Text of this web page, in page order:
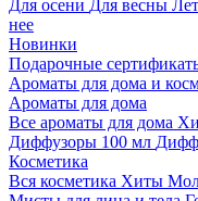
Для осени Для весны
нее
Новинки
Подарочные
Ароматы для дома и
Ароматы для дома
Все ароматы для дома
Диффузоры 100 мл
Косметика
Вся косметика Хиты